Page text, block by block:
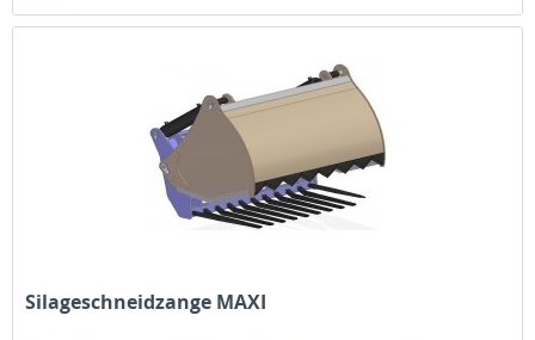
Silageschneidzange MAXI